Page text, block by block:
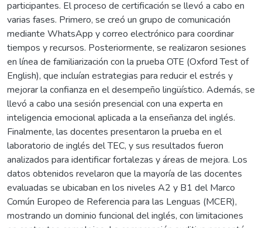
participantes. El proceso de certificación se llevó a cabo en
varias fases. Primero, se creó un grupo de comunicación
mediante WhatsApp y correo electrónico para coordinar
tiempos y recursos. Posteriormente, se realizaron sesiones
en línea de familiarización con la prueba OTE (Oxford Test of
English), que incluían estrategias para reducir el estrés y
mejorar la confianza en el desempeño lingüístico. Además, se
llevó a cabo una sesión presencial con una experta en
inteligencia emocional aplicada a la enseñanza del inglés.
Finalmente, las docentes presentaron la prueba en el
laboratorio de inglés del TEC, y sus resultados fueron
analizados para identificar fortalezas y áreas de mejora. Los
datos obtenidos revelaron que la mayoría de las docentes
evaluadas se ubicaban en los niveles A2 y B1 del Marco
Común Europeo de Referencia para las Lenguas (MCER),
mostrando un dominio funcional del inglés, con limitaciones